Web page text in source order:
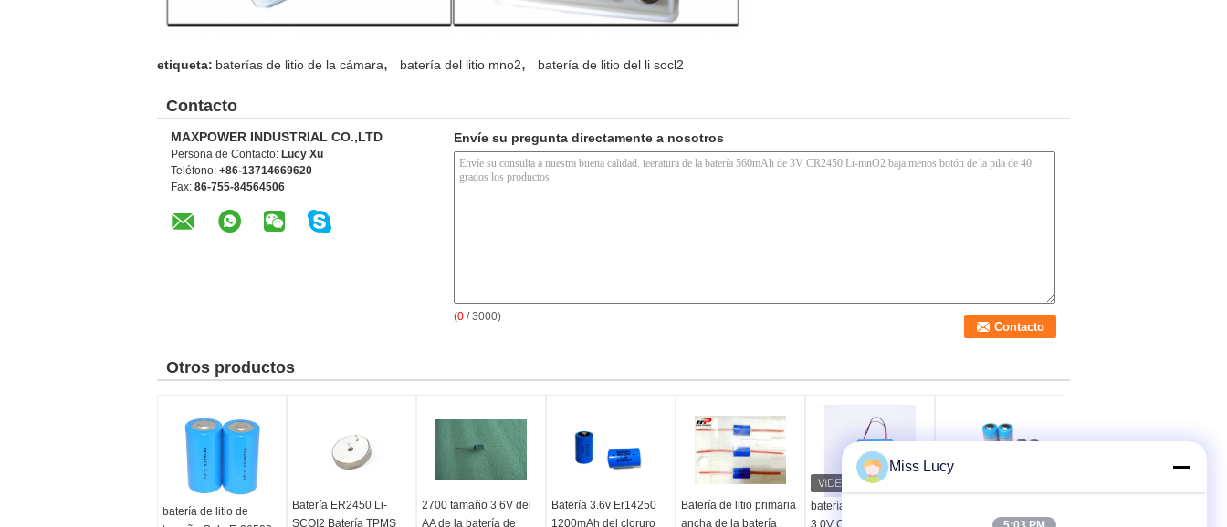
etiqueta: baterías de litio de la cámara, batería del litio mno2, batería de litio del li socl2
Contacto
MAXPOWER INDUSTRIAL CO.,LTD
Persona de Contacto: Lucy Xu
Teléfono: +86-13714669620
Fax: 86-755-84564506
Envíe su pregunta directamente a nosotros
(0 / 3000)
Otros productos
batería de litio de
Batería ER2450 Li-
SCOI2 Batería TPMS
2700 tamaño 3.6V del
AA de la batería de
Batería 3.6v Er14250
1200mAh del cloruro
Batería de litio primaria
ancha de la batería
batería cilíndrica de
3.0V CR123A EL 10CM
batería del AA Li-SOCl2
Miss Lucy